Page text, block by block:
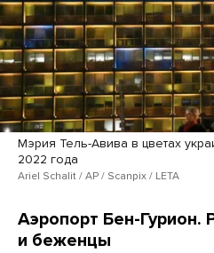
Мэрия Тель-Авива в цветах
2022 года
Ariel Schalit / AP / Scanpix / LETA
Аэропорт Бен-Гурион.
и беженцы